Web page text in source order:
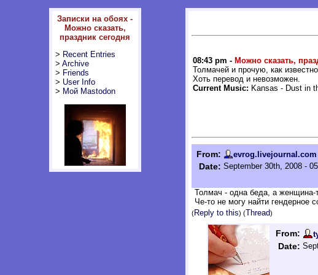
Записки на обоях -
Можно сказать,
праздник сегодня
> Recent Entries
> Archive
> Friends
> User Info
> Мой Mastodon
08:43 pm - Можно сказать,
Толмачей и прочую, как
Хоть перевод и невозможен.
Current Music: Kansas - Dust in
From: evrog.livejournal.com
Date: September 30th, 2008 -
Толмач - одна беда, а женщина-
Че-то не могу найти гендерное
(Reply to this) (Thread)
From:
Date: